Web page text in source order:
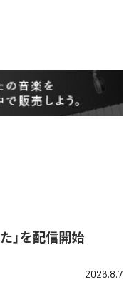
」を配信開始
2026.8.7